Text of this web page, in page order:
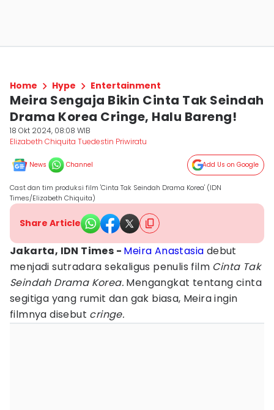
Home Hype Entertainment
Meira Sengaja Bikin Cinta Tak Seindah
Drama Korea Cringe, Halu Bareng!
18 Okt 2024, 08:08 WIB
Elizabeth Chiquita Tuedestin Priwiratu
News Channel Add Us on Google
Cast dan tim produksi film 'Cinta Tak Seindah Drama Korea' (IDN
Times/Elizabeth Chiquita)
Share Article
Jakarta, IDN Times - Meira Anastasia debut
menjadi sutradara sekaligus penulis film Cinta Tak
Seindah Drama Korea. Mengangkat tentang cinta
segitiga yang rumit dan gak biasa, Meira ingin
filmnya disebut cringe.